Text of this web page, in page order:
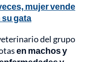
mujer vende
su gata
del grupo
en machos y